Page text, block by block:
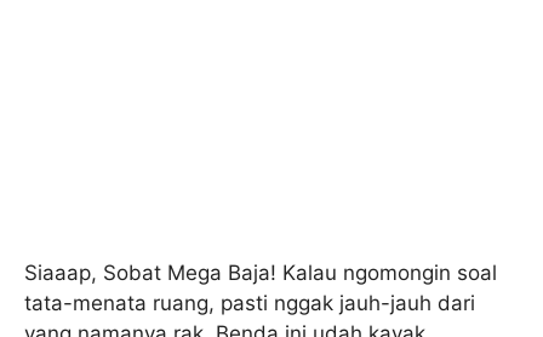
Siaaap, Sobat Mega Baja! Kalau ngomongin soal
tata-menata ruang, pasti nggak jauh-jauh dari